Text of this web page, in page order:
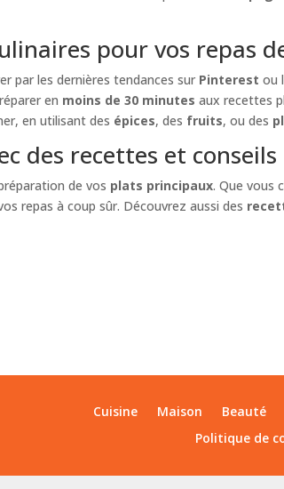
pour vos repas
par les dernières tendances sur Pinterest ou
en moins de 30 minutes aux recettes
en utilisant des épices, des fruits, ou des
des recettes et
de vos plats principaux. Que vous
repas à coup sûr. Découvrez aussi des
Cuisine Maison Beauté
Politique de